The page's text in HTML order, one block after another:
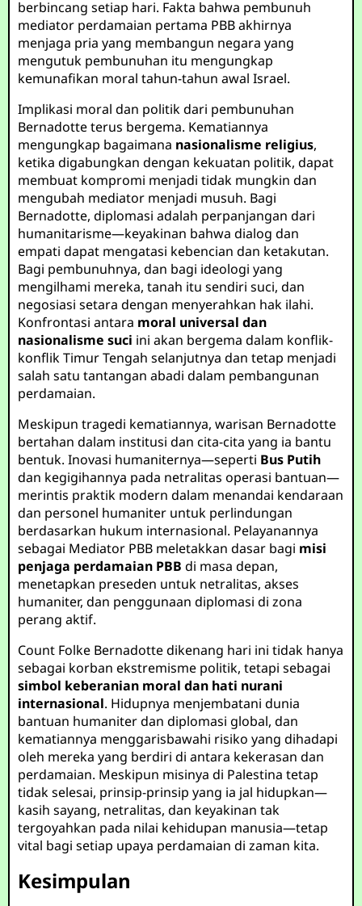
berbincang setiap hari. Fakta bahwa pembunuh
mediator perdamaian pertama PBB akhirnya
menjaga pria yang membangun negara yang
mengutuk pembunuhan itu mengungkap
kemunafikan moral tahun-tahun awal Israel.
Implikasi moral dan politik dari pembunuhan
Bernadotte terus bergema. Kematiannya
mengungkap bagaimana nasionalisme religius,
ketika digabungkan dengan kekuatan politik, dapat
membuat kompromi menjadi tidak mungkin dan
mengubah mediator menjadi musuh. Bagi
Bernadotte, diplomasi adalah perpanjangan dari
humanitarisme—keyakinan bahwa dialog dan
empati dapat mengatasi kebencian dan ketakutan.
Bagi pembunuhnya, dan bagi ideologi yang
mengilhami mereka, tanah itu sendiri suci, dan
negosiasi setara dengan menyerahkan hak ilahi.
Konfrontasi antara moral universal dan
nasionalisme suci ini akan bergema dalam konflik-
konflik Timur Tengah selanjutnya dan tetap menjadi
salah satu tantangan abadi dalam pembangunan
perdamaian.
Meskipun tragedi kematiannya, warisan Bernadotte
bertahan dalam institusi dan cita-cita yang ia bantu
bentuk. Inovasi humaniternya—seperti Bus Putih
dan kegigihannya pada netralitas operasi bantuan—
merintis praktik modern dalam menandai kendaraan
dan personel humaniter untuk perlindungan
berdasarkan hukum internasional. Pelayanannya
sebagai Mediator PBB meletakkan dasar bagi misi
penjaga perdamaian PBB di masa depan,
menetapkan preseden untuk netralitas, akses
humaniter, dan penggunaan diplomasi di zona
perang aktif.
Count Folke Bernadotte dikenang hari ini tidak hanya
sebagai korban ekstremisme politik, tetapi sebagai
simbol keberanian moral dan hati nurani
internasional. Hidupnya menjembatani dunia
bantuan humaniter dan diplomasi global, dan
kematiannya menggarisbawahi risiko yang dihadapi
oleh mereka yang berdiri di antara kekerasan dan
perdamaian. Meskipun misinya di Palestina tetap
tidak selesai, prinsip-prinsip yang ia jal hidupkan—
kasih sayang, netralitas, dan keyakinan tak
tergoyahkan pada nilai kehidupan manusia—tetap
vital bagi setiap upaya perdamaian di zaman kita.
Kesimpulan